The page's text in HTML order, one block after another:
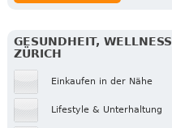
GESUNDHEIT,
ZÜRICH
Einkaufen in der Nähe
Lifestyle & Unterhaltung